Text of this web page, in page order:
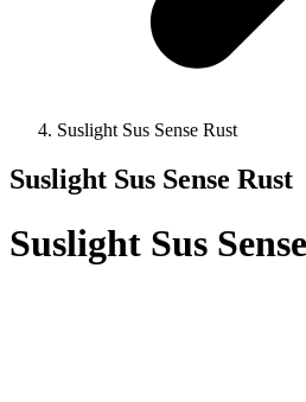
Suslight Sus Sense Rust
Suslight Sus Sense Rust
Suslight Sus